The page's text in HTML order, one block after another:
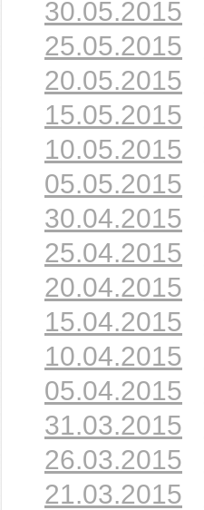
30.05.2015
25.05.2015
20.05.2015
15.05.2015
10.05.2015
05.05.2015
30.04.2015
25.04.2015
20.04.2015
15.04.2015
10.04.2015
05.04.2015
31.03.2015
26.03.2015
21.03.2015